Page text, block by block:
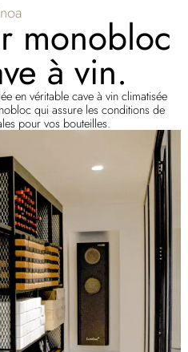
monobloc
à vin.
en véritable cave à vin climatisée
qui assure les conditions de
pour vos bouteilles.